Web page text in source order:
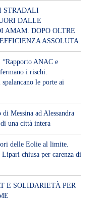
STRADALI
DALLE
AMAM. DOPO OLTRE
ASSOLUTA.
ANAC e
i rischi.
le porte ai
Messina ad Alessandra
una città intera
delle Eolie al limite.
chiusa per carenza di
E SOLIDARIETÀ PER